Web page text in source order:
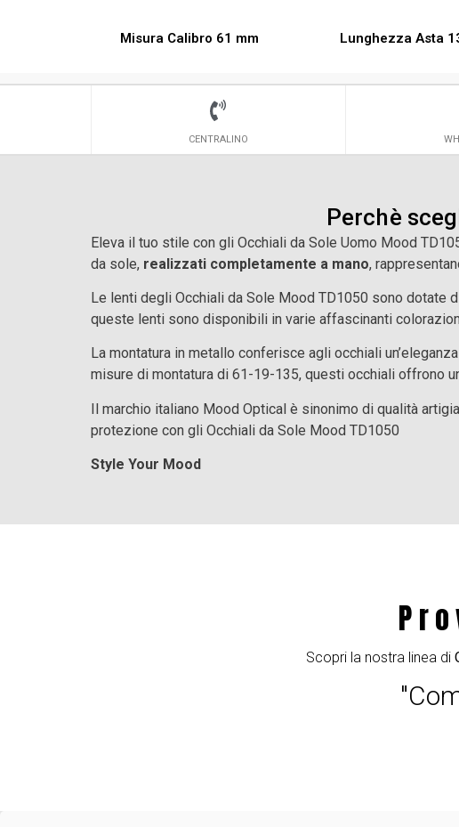
Misura Calibro 61 mm Lunghezza Asta
CENTRALINO
Perchè
Eleva il tuo stile con gli Occhiali da Sole Uomo Mood
da sole, realizzati completamente a mano,
Le lenti degli Occhiali da Sole Mood TD1050 sono dotate
queste lenti sono disponibili in varie affascinanti
La montatura in metallo conferisce agli occhiali
misure di montatura di 61-19-135, questi occhiali offrono
Il marchio italiano Mood Optical è sinonimo di qualità
protezione con gli Occhiali da Sole Mood TD1050
Style Your Mood
Scopri la nostra linea di